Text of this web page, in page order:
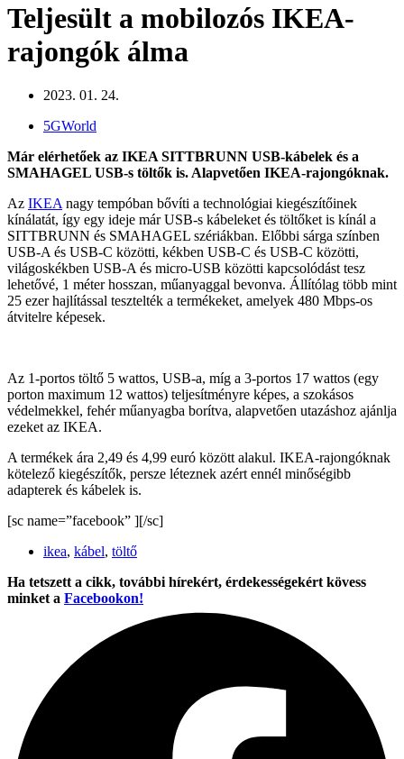
Teljesült a mobilozós IKEA-
rajongók álma
2023. 01. 24.
5GWorld
Már elérhetőek az IKEA SITTBRUNN USB-kábelek és a
SMAHAGEL USB-s töltők is. Alapvetően IKEA-rajongóknak.
Az IKEAnagy tempóban bővíti a technológiai kiegészítőinek
kínálatát, így egy ideje már USB-s kábeleket és töltőket is kínál a
SITTBRUNN és SMAHAGEL szériákban. Előbbi sárga színben
USB-A és USB-C közötti, kékben USB-C és USB-C közötti,
világoskékben USB-A és micro-USB közötti kapcsolódást tesz
lehetővé, 1 méter hosszan, műanyaggal bevonva. Állítólag több mint
25 ezer hajlítással tesztelték a termékeket, amelyek 480 Mbps-os
átvitelre képesek.
Az 1-portos töltő 5 wattos, USB-a, míg a 3-portos 17 wattos (egy
porton maximum 12 wattos) teljesítményre képes, a szokásos
védelmekkel, fehér műanyagba borítva, alapvetően utazáshoz ajánlja
ezeket az IKEA.
A termékek ára 2,49 és 4,99 euró között alakul. IKEA-rajongóknak
kötelező kiegészítők, persze léteznek azért ennél minőségibb
adapterek és kábelek is.
[sc name=”facebook” ][/sc]
ikea, kábel, töltő
Ha tetszett a cikk, további hírekért, érdekességekért kövess
minket a Facebookon!